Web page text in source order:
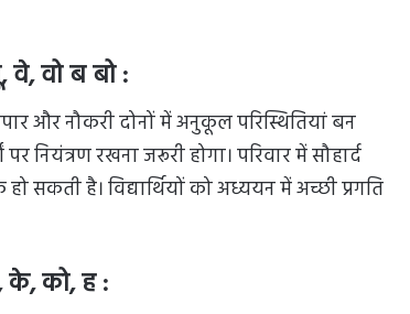
वो ब बो :
और नौकरी दोनों में अनुकूल परिस्थितियां बन
नियंत्रण रखना जरूरी होगा। परिवार में सौहार्द
सकती है। विद्यार्थियों को अध्ययन में अच्छी प्रगति
के, को, ह :